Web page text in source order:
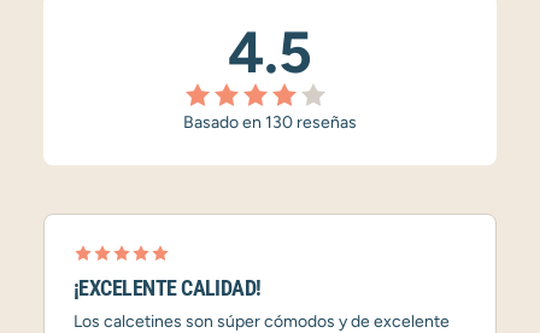
4.5
Basado en 130 reseñas
¡EXCELENTE CALIDAD!
Los calcetines son súper cómodos y de excelente